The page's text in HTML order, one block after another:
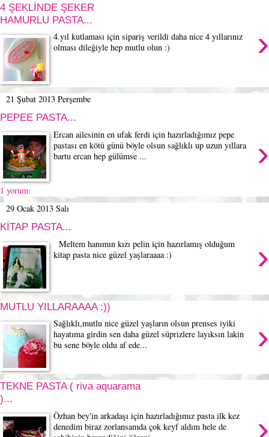
4 ŞEKLİNDE ŞEKER
HAMURLU PASTA...
›
4.yıl kutlaması için sipariş verildi daha nice 4 yıllarınız
olması dileğiyle hep mutlu olun :)
21 Şubat 2013 Perşembe
PEPEE PASTA...
›
Ercan ailesinin en ufak ferdi için hazırladığımız pepe
pastası en kötü günü böyle olsun sağlıklı up uzun yıllara
bartu ercan hep gülümse ...
1 yorum:
29 Ocak 2013 Salı
KİTAP PASTA...
›
Meltem hanımın kızı pelin için hazırlamış olduğum
kitap pasta nice güzel yaşlaraaaa :)
MUTLU YILLARAAAA :))
›
Sağlıklı,mutlu nice güzel yaşların olsun prenses iyiki
hayatıma girdin sen daha güzel süprizlere layıksın lakin
bu sene böyle oldu af ede...
TEKNE PASTA ( riva aquarama
)...
›
Özhan bey'in arkadaşı için hazırladığımız pasta ilk kez
denedim biraz zorlansamda çok keyf aldım hele de